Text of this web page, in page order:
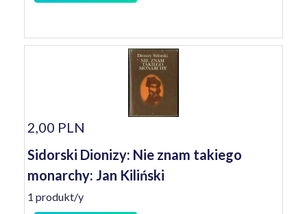
2,00 PLN
Sidorski Dionizy: Nie znam takiego
monarchy: Jan Kiliński
1 produkt/y